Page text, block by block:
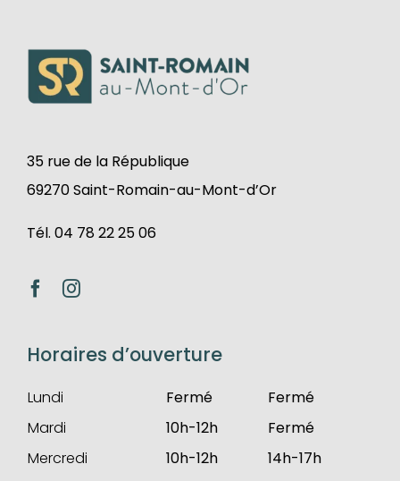
35 rue de la République
69270 Saint-Romain-au-Mont-d’Or
Tél. 04 78 22 25 06
Horaires d’ouverture
Lundi Fermé
Fermé
Mardi
10h-12h
Fermé
Mercredi
10h-12h
14h-17h